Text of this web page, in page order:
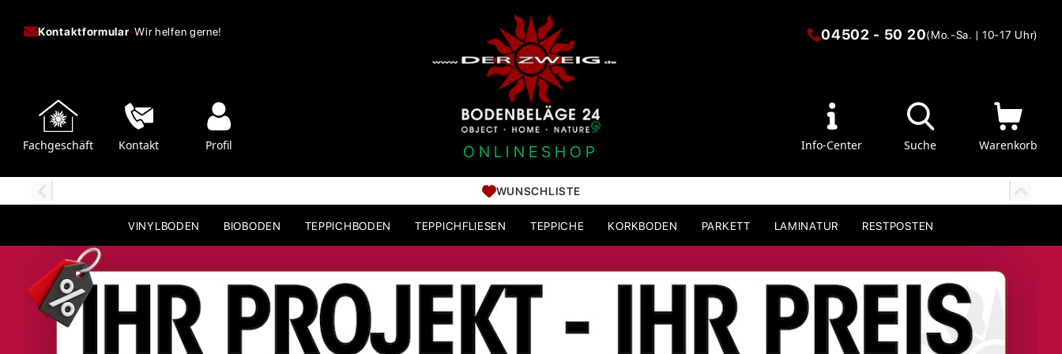
Kontaktformular-Wir helfen gerne!
Fachgeschäft Kontakt Profil ONLINESHOP
04502 - 50 20(Mo.-Sa. | 10-17 Uhr)
Info-Center Suche Warenkorb
WUNSCHLISTE
VINYLBODEN BIOBODEN TEPPICHBODEN TEPPICHFLIESEN TEPPICHE KORKBODEN PARKETT LAMINATUR RESTPOSTEN